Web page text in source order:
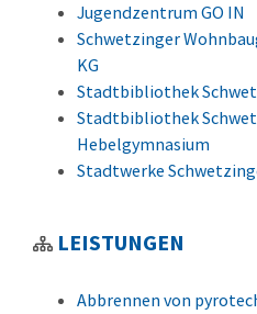
Jugendzentrum GO IN
Schwetzinger
KG
Stadtbibliothek
Stadtbibliothek
Hebelgymnasium
Stadtwerke
LEISTUNGEN
Abbrennen von